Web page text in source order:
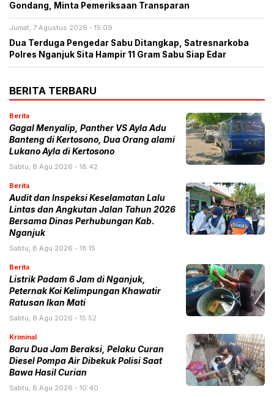
Gondang, Minta Pemeriksaan Transparan
Jumat, 7 Agustus 2026 - 15:09
Dua Terduga Pengedar Sabu Ditangkap, Satresnarkoba
Polres Nganjuk Sita Hampir 11 Gram Sabu Siap Edar
BERITA TERBARU
Berita
Gagal Menyalip, Panther VS Ayla Adu
Banteng di Kertosono, Dua Orang alami
Lukano Ayla di Kertosono
Sabtu, 8 Agu 2026 - 18:42
Berita
Audit dan Inspeksi Keselamatan Lalu
Lintas dan Angkutan Jalan Tahun 2026
Bersama Dinas Perhubungan Kab.
Nganjuk
Sabtu, 8 Agu 2026 - 18:15
Berita
Listrik Padam 6 Jam di Nganjuk,
Peternak Koi Kelimpungan Khawatir
Ratusan Ikan Mati
Sabtu, 8 Agu 2026 - 15:52
Kriminal
Baru Dua Jam Beraksi, Pelaku Curan
Diesel Pompa Air Dibekuk Polisi Saat
Bawa Hasil Curian
Sabtu, 8 Agu 2026 - 10:40